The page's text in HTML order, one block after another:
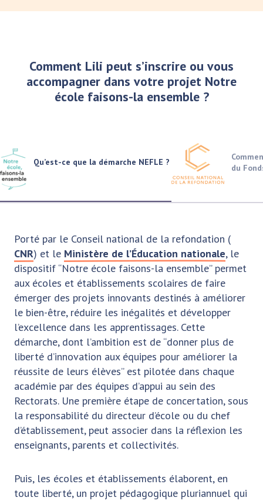
Comment Lili peut s’inscrire ou vous
accompagner dans votre projet Notre
école faisons-la ensemble ?
Qu’est-ce que la démarche NEFLE ?
du
Porté par le Conseil national de la refondation (
CNR) et le Ministère de l’Éducation nationale, le
dispositif “Notre école faisons-la ensemble” permet
aux écoles et établissements scolaires de faire
émerger des projets innovants destinés à améliorer
le bien-être, réduire les inégalités et développer
l’excellence dans les apprentissages. Cette
démarche, dont l’ambition est de “donner plus de
liberté d’innovation aux équipes pour améliorer la
réussite de leurs élèves” est pilotée dans chaque
académie par des équipes d’appui au sein des
Rectorats. Une première étape de concertation, sous
la responsabilité du directeur d’école ou du chef
d’établissement, peut associer dans la réflexion les
enseignants, parents et collectivités.
Puis, les écoles et établissements élaborent, en
toute liberté, un projet pédagogique pluriannuel qui